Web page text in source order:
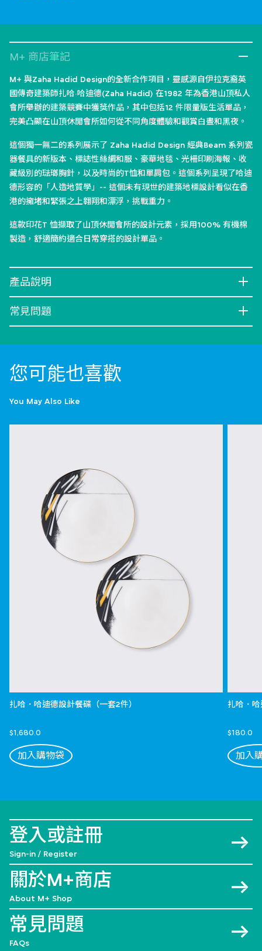
M+ 商店筆記
M+ 與Zaha Hadid Design的全新合作項目，靈感源自伊拉克裔英
國傳奇建築師扎哈·哈迪德(Zaha Hadid) 在1982 年為香港山頂私人
會所舉辦的建築競賽中獲獎作品，其中包括12 件限量版生活單品，
完美凸顯在山頂休閒會所如何從不同角度體驗和觀賞白晝和黑夜。
這個獨一無二的系列展示了 Zaha Hadid Design 經典Beam 系列瓷
器餐具的新版本、標誌性絲綢和服、豪華地毯、光柵印刷海報、收
藏級別的琺瑯胸針，以及時尚的T恤和單肩包。這個系列呈現了哈迪
德形容的「人造地質學」-- 這個未有現世的建築地標設計看似在香
港的擁堵和緊張之上翱翔和漂浮，挑戰重力。
這款印花T 恤擷取了山頂休閒會所的設計元素，採用100% 有機棉
製造，舒適簡約適合日常穿搭的設計單品。
產品說明
常見問題
您可能也喜歡
You May Also Like
扎哈．哈迪德設計餐碟（一套2件）
$1,680.0
加入購物袋
扎哈．
$180.0
加入
登入或註冊
Sign-in / Register
關於M+商店
About M+ Shop
常見問題
FAQs